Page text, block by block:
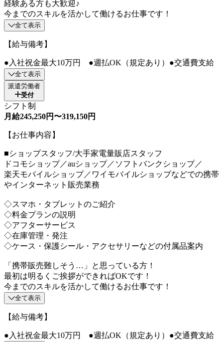
経験ある方も大歓迎♪
今までのスキルを活かして働けるお仕事です！
全て表示
【給与備考】
●入社祝金最大10万円 ●週払OK（規定あり）●交通費支給
全て表示
派遣労働者
受付
シフト制
月給245,250円〜319,150円
【お仕事内容】
■ショップスタッフ/大手家電量販店スタッフ
ドコモショップ／auショップ／ソフトバンクショップ／
楽天モバイルショップ／ワイモバイルショップなどでの携帯
やインターネット販売業務
◇スマホ・タブレットのご紹介
◇料金プランの説明
◇アフターサービス
◇在庫管理・発注
◇ケース・保護シール・アクセサリーなどの付属品案内
「携帯販売難しそう…」と思っている方！
最初は明るくご挨拶ができればOKです！
今までのスキルを活かして働けるお仕事です！
全て表示
【給与備考】
●入社祝金最大10万円 ●週払OK（規定あり）●交通費支給